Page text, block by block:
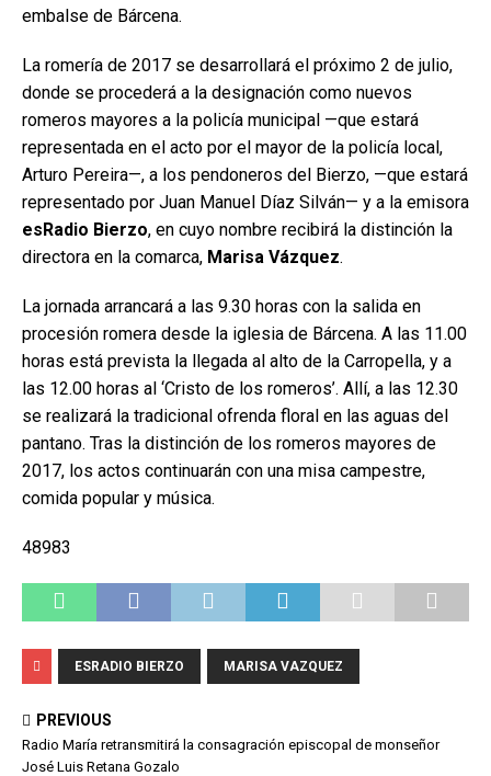
embalse de Bárcena.
La romería de 2017 se desarrollará el próximo 2 de julio,
donde se procederá a la designación como nuevos
romeros mayores a la policía municipal —que estará
representada en el acto por el mayor de la policía local,
Arturo Pereira—, a los pendoneros del Bierzo, —que estará
representado por Juan Manuel Díaz Silván— y a la emisora
esRadio Bierzo, en cuyo nombre recibirá la distinción la
directora en la comarca, Marisa Vázquez.
La jornada arrancará a las 9.30 horas con la salida en
procesión romera desde la iglesia de Bárcena. A las 11.00
horas está prevista la llegada al alto de la Carropella, y a
las 12.00 horas al ‘Cristo de los romeros’. Allí, a las 12.30
se realizará la tradicional ofrenda floral en las aguas del
pantano. Tras la distinción de los romeros mayores de
2017, los actos continuarán con una misa campestre,
comida popular y música.
48983
ESRADIO BIERZO MARISA VAZQUEZ
PREVIOUS
Radio María retransmitirá la consagración episcopal de monseñor
José Luis Retana Gozalo